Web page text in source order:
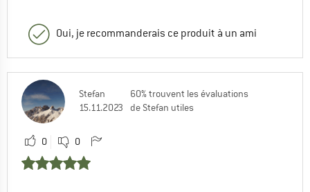
Oui, je recommanderais ce produit à un ami
Stefan
15.11.2023
60% trouvent les évaluations
de Stefan utiles
0 0